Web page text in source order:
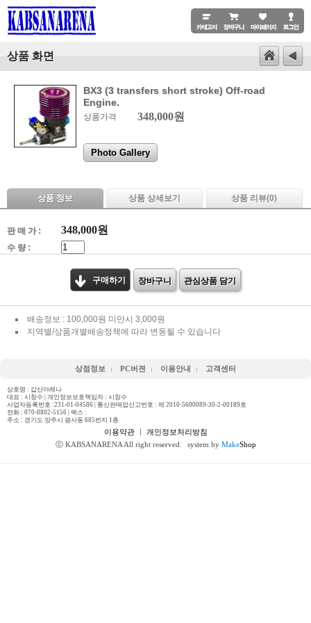
상품 화면
BX3 (3 transfers short stroke) Off-road
Engine.
상품가격 348,000원
Photo Gallery
상품 정보 상품 상세보기 상품 리뷰(0)
판 매 가 : 348,000원
수 량 :
구매하기 장바구니 관심상품 담기
배송정보 : 100,000원 미만시 3,000원
지역별/상품개별배송정책에 따라 변동될 수 있습니다
상점정보 PC버젼 이용안내 고객센터
상호명 : 갑산아레나
대표 : 시창수 | 개인정보보호책임자 : 시창수
사업자등록번호 :231-01-04586 | 통신판매업신고번호 : 제 2010-5600089-30-2-00189호
전화 : 070-8802-5156 | 팩스 :
주소 : 경기도 양주시 광사동 685번지 1층
이용약관ㅣ 개인정보처리방침
ⓒ KABSANARENA All right reserved.
system by MakeShop